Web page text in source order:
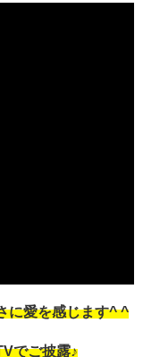
に愛を感じます^ ^
でご披露♪